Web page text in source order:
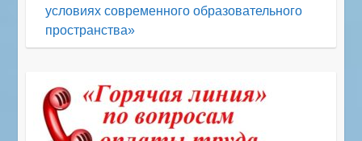
условиях современного образовательного
пространства»